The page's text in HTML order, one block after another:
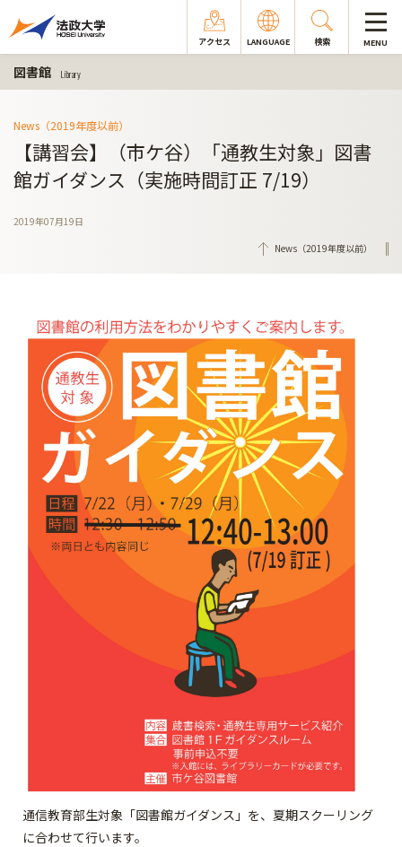
アクセス LANGUAGE 検索 MENU
図書館 Library
News（2019年度以前）
【講習会】（市ケ谷）「通教生対象」図書
館ガイダンス（実施時間訂正 7/19）
2019年07月19日
News（2019年度以前）
通信教育部生対象「図書館ガイダンス」を、夏期スクーリング
に合わせて行います。